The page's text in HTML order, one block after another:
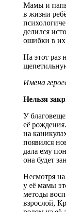
Мамы и папы
в жизни
делился
ошибки в их
На этот раз
Имена
Нельзя
У
её
на
появился
дала ему
она будет
Несмотря на
у её мамы
методы
взрослой,